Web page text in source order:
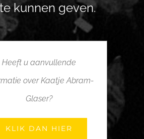
kunnen geven.
Heeft u aanvullende
over Kaatje Abram-
Glaser?
KLIK DAN HIER